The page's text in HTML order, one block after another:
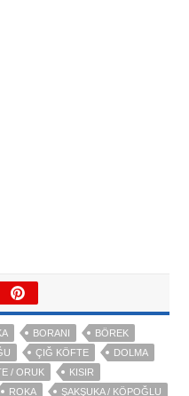
BORANI
BÖREK
ÇIĞ KÖFTE
DOLMA
/ ORUK
KISIR
ROKA
ŞAKŞUKA / KÖPOĞLU